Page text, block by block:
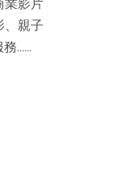
業影片
、親子
務......